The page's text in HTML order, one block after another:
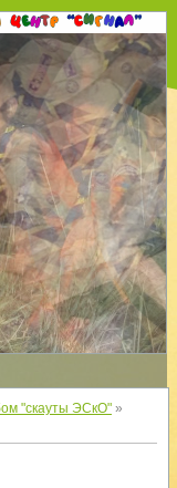
"скауты ЭСкО"»